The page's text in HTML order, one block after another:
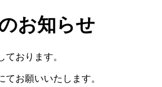
お知らせ
おります。
お願いいたします。